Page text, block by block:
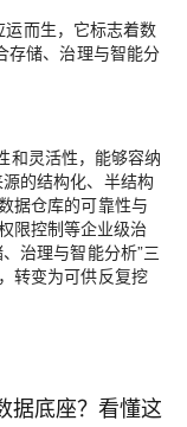
而生，它标志着数
存储、治理与智能分
和灵活性，能够容纳
的结构化、半结构
据仓库的可靠性与
限控制等企业级治
治理与智能分析”三
转变为可供反复挖
据底座？看懂这